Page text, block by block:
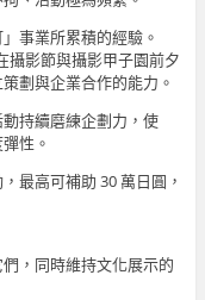
事業所累積的經驗。
攝影節與攝影甲子園前夕
劃與企業合作的能力。
持續磨練企劃力，使
性。
最高可補助 30 萬日圓，
，同時維持文化展示的